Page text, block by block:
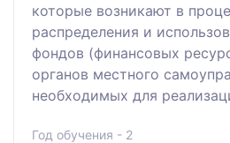
которые возникают в
распределения и
фондов (финансовых
органов местного
необходимых для
Год обучения - 2